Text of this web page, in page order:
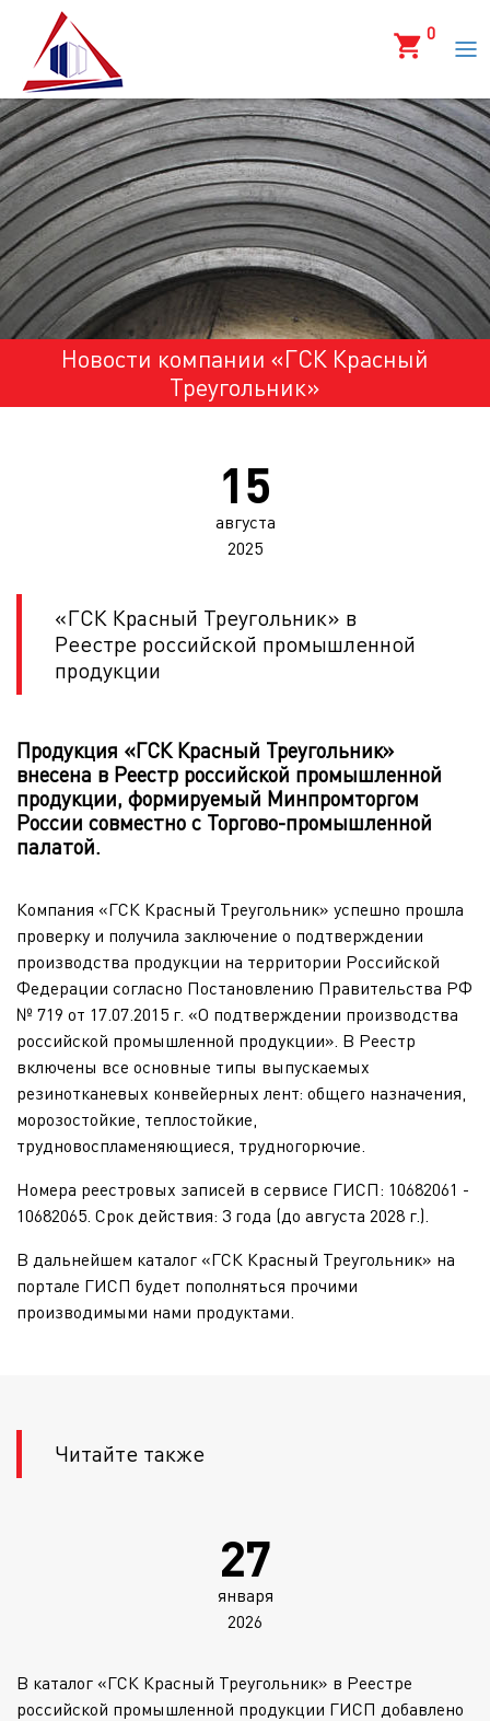
0
Новости компании «ГСК Красный
Треугольник»
15
августа
2025
«ГСК Красный Треугольник» в
Реестре российской промышленной
продукции
Продукция «ГСК Красный Треугольник»
внесена в Реестр российской промышленной
продукции, формируемый Минпромторгом
России совместно с Торгово-промышленной
палатой.
Компания «ГСК Красный Треугольник» успешно прошла
проверку и получила заключение о подтверждении
производства продукции на территории Российской
Федерации согласно Постановлению Правительства РФ
№ 719 от 17.07.2015 г. «О подтверждении производства
российской промышленной продукции». В Реестр
включены все основные типы выпускаемых
резинотканевых конвейерных лент: общего назначения,
морозостойкие, теплостойкие,
трудновоспламеняющиеся, трудногорючие.
Номера реестровых записей в сервисе ГИСП: 10682061 -
10682065. Срок действия: 3 года (до августа 2028 г.).
В дальнейшем каталог «ГСК Красный Треугольник» на
портале ГИСП будет пополняться прочими
производимыми нами продуктами.
Читайте также
27
января
2026
В каталог «ГСК Красный Треугольник» в Реестре
российской промышленной продукции ГИСП добавлено